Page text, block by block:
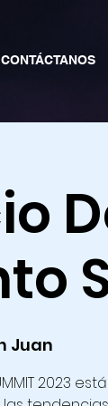
CONTÁCTANOS
Juan
2023